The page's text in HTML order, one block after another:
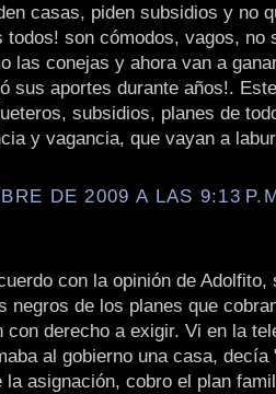
casas, piden subsidios y no
todos! son cómodos, vagos, no
las conejas y ahora van a
sus aportes durante años!.
subsidios, planes de
y vagancia, que vayan a
DE 2009 A LAS 9:13
con la opinión de Adolfito,
negros de los planes que
con derecho a exigir. Vi en la
al gobierno una casa, decía
la asignación, cobro el plan